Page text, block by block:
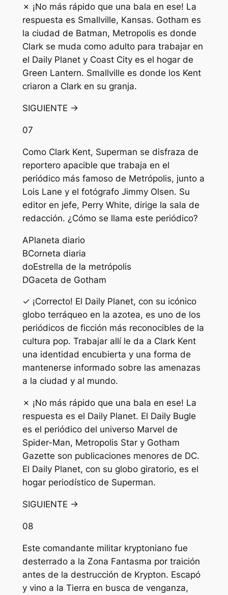
✗ ¡No más rápido que una bala en ese! La
respuesta es Smallville, Kansas. Gotham es
la ciudad de Batman, Metropolis es donde
Clark se muda como adulto para trabajar en
el Daily Planet y Coast City es el hogar de
Green Lantern. Smallville es donde los Kent
criaron a Clark en su granja.
SIGUIENTE →
07
Como Clark Kent, Superman se disfraza de
reportero apacible que trabaja en el
periódico más famoso de Metrópolis, junto a
Lois Lane y el fotógrafo Jimmy Olsen. Su
editor en jefe, Perry White, dirige la sala de
redacción. ¿Cómo se llama este periódico?
APlaneta diario
BCorneta diaria
doEstrella de la metrópolis
DGaceta de Gotham
✓ ¡Correcto! El Daily Planet, con su icónico
globo terráqueo en la azotea, es uno de los
periódicos de ficción más reconocibles de la
cultura pop. Trabajar allí le da a Clark Kent
una identidad encubierta y una forma de
mantenerse informado sobre las amenazas
a la ciudad y al mundo.
✗ ¡No más rápido que una bala en ese! La
respuesta es el Daily Planet. El Daily Bugle
es el periódico del universo Marvel de
Spider-Man, Metropolis Star y Gotham
Gazette son publicaciones menores de DC.
El Daily Planet, con su globo giratorio, es el
hogar periodístico de Superman.
SIGUIENTE →
08
Este comandante militar kryptoniano fue
desterrado a la Zona Fantasma por traición
antes de la destrucción de Krypton. Escapó
y vino a la Tierra en busca de venganza,